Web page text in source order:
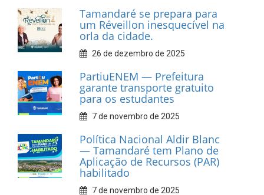
Dia do Frevo: patrimônio
cultural em movimento
9 de fevereiro de 2026
Prefeitura de Tamandaré
fortalece apoio aos
catadores de materiais
recicláveis
9 de fevereiro de 2026
Prefeitura de Tamandaré
reforça diálogo e
compromisso com a
valorização da educação
7 de fevereiro de 2026